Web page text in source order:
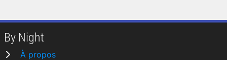
By Night
À propos